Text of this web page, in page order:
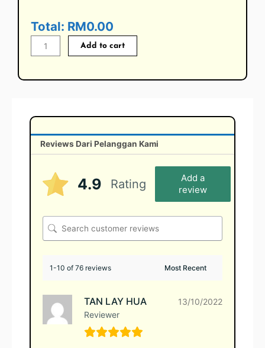
Total: RM0.00
Add to cart
Reviews Dari Pelanggan Kami
4.9 Rating
Add a
review
1-10 of 76 reviews
TAN LAY HUA
Reviewer
13/10/2022